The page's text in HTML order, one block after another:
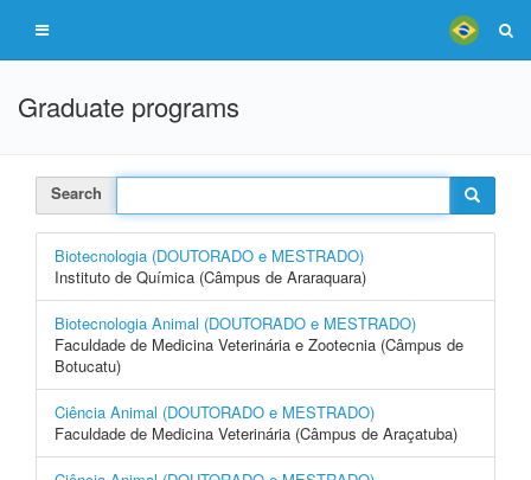
Graduate programs
Search
Biotecnologia (DOUTORADO e MESTRADO)
Instituto de Química (Câmpus de Araraquara)
Biotecnologia Animal (DOUTORADO e MESTRADO)
Faculdade de Medicina Veterinária e Zootecnia (Câmpus de
Botucatu)
Ciência Animal (DOUTORADO e MESTRADO)
Faculdade de Medicina Veterinária (Câmpus de Araçatuba)